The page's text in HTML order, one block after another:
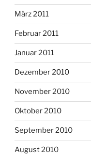
März 2011
Februar 2011
Januar 2011
Dezember 2010
November 2010
Oktober 2010
September 2010
August 2010